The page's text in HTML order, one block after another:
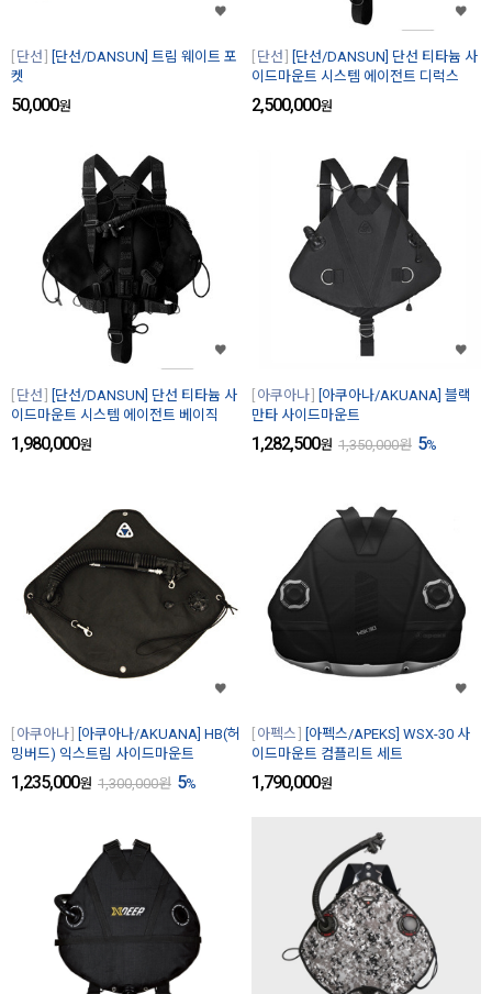
단선
[단선/DANSUN] 트림 웨이트 포
켓
50,000원
단선
[단선/DANSUN] 단선 티타늄 사
이드마운트 시스템 에이전트 디럭스
2,500,000원
단선
[단선/DANSUN] 단선 티타늄 사
이드마운트 시스템 에이전트 베이직
1,980,000원
아쿠아나
[아쿠아나/AKUANA] 블랙
만타 사이드마운트
1,282,500원 1,350,000원 5%
아쿠아나
[아쿠아나/AKUANA] HB(허
밍버드) 익스트림 사이드마운트
1,235,000원 1,300,000원 5%
아펙스
[아펙스/APEKS] WSX-30 사
이드마운트 컴플리트 세트
1,790,000원